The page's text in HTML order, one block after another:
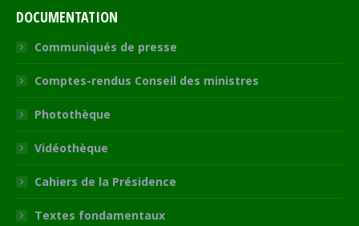
DOCUMENTATION
Communiqués de presse
Comptes-rendus Conseil des ministres
Photothèque
Vidéothèque
Cahiers de la Présidence
Textes fondamentaux